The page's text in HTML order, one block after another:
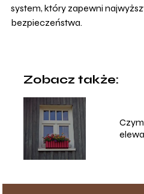
system, który zapewni
bezpieczeństwa.
Zobacz także: